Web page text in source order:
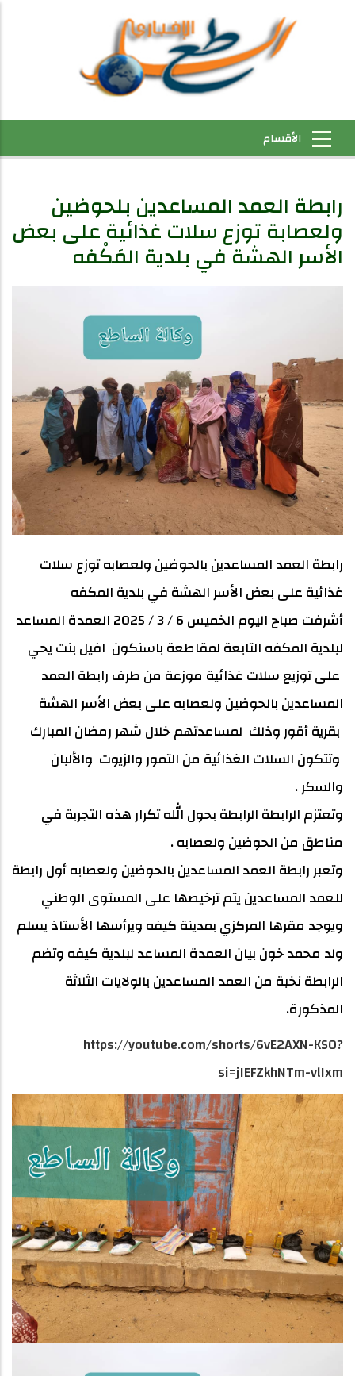
رابطة العمد المساعدين بلحوضين
ولعصابة توزع سلات غذائية على بعض
الأسر الهشة في بلدية المَكْفه
رابطة العمد المساعدين بالحوضين ولعصابه توزع سلات
غذائية على بعض الأسر الهشة في بلدية المكفه
أشرفت صباح اليوم الخميس 6 / 3 / 2025 العمدة المساعد
لبلدية المكفه التابعة لمقاطعة باسنكون افيل بنت يحي
على توزيع سلات غذائية موزعة من طرف رابطة العمد
المساعدين بالحوضين ولعصابه على بعض الأسر الهشة
بقرية أقور وذلك لمساعدتهم خلال شهر رمضان المبارك
وتتكون السلات الغذائية من التمور والزيوت والألبان
والسكر .
وتعتزم الرابطة الرابطة بحول الله تكرار هذه التجربة في
مناطق من الحوضين ولعصابه .
وتعبر رابطة العمد المساعدين بالحوضين ولعصابه أول رابطة
للعمد المساعدين يتم ترخيصها على المستوى الوطني
ويوجد مقرها المركزي بمدينة كيفه ويرأسها الأستاذ يسلم
ولد محمد خون بيان العمدة المساعد لبلدية كيفه وتضم
الرابطة نخبة من العمد المساعدين بالولايات الثلاثة
المذكورة.
https://youtube.com/shorts/6vE2AXN-KS0?
si=jIEFZkhNTm-vlIxm